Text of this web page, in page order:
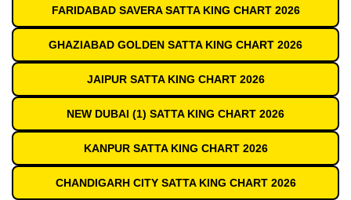
FARIDABAD SAVERA SATTA KING CHART 2026
GHAZIABAD GOLDEN SATTA KING CHART 2026
JAIPUR SATTA KING CHART 2026
NEW DUBAI (1) SATTA KING CHART 2026
KANPUR SATTA KING CHART 2026
CHANDIGARH CITY SATTA KING CHART 2026